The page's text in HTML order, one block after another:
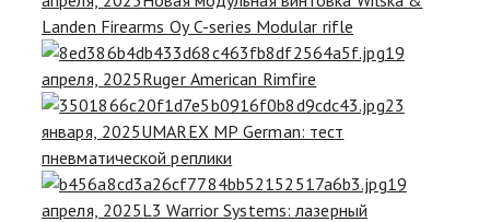
Landen Firearms Oy C-series Modular rifle
19
апреля, 2025Ruger American Rimfire
23
января, 2025UMAREX MP German: тест
пневматической реплики
19
апреля, 2025L3 Warrior Systems: лазерный